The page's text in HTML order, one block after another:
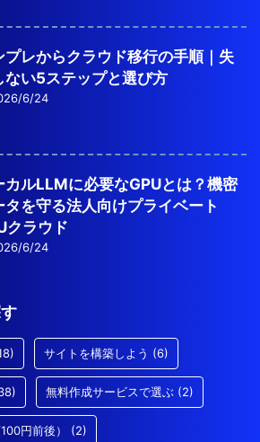
プレからクラウド移行の手順｜失
ない5ステップと選び方
6/24
カルLLMに必要なGPUとは？機密
タを守る法人向けプライベート
クラウド
6/24
サイトを構築しよう (6)
無料作成サービスで選ぶ (2)
円前後） (2)